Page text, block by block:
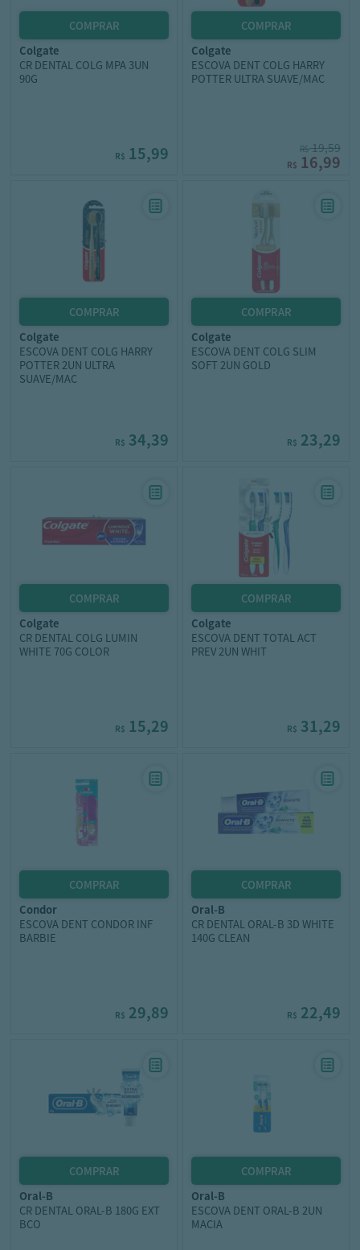
colgate
CR DENTAL COLG MPA 3UN
90G
R$ 15,99
colgate
ESCOVA DENT COLG HARRY
POTTER ULTRA SUAVE/MAC
R$19,59
R$ 16,99
colgate
ESCOVA DENT COLG HARRY
POTTER 2UN ULTRA
SUAVE/MAC
R$ 34,39
colgate
ESCOVA DENT COLG SLIM
SOFT 2UN GOLD
R$ 23,29
colgate
CR DENTAL COLG LUMIN
WHITE 70G COLOR
R$ 15,29
colgate
ESCOVA DENT TOTAL ACT
PREV 2UN WHIT
R$ 31,29
condor
ESCOVA DENT CONDOR INF
BARBIE
R$ 29,89
oral-b
CR DENTAL ORAL-B 3D WHITE
140G CLEAN
R$ 22,49
oral-b
CR DENTAL ORAL-B 180G EXT
BCO
oral-b
ESCOVA DENT ORAL-B 2UN
MACIA